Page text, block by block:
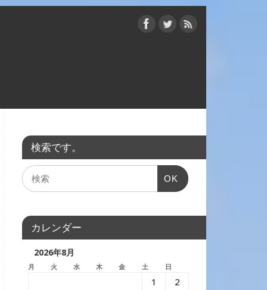
検索です。
OK
カレンダー
2026年8月
月 火 水 木 金 土 日
1
2